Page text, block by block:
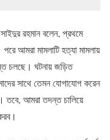
রহমান বলেন, প্রথমে
আমরা মামলাটি হত্যা মামলায়
চলছে। ঘটনায় জড়িত
সাথে তেমন যোগাযোগ করেন
তবে, আমরা তদন্ত চালিয়ে